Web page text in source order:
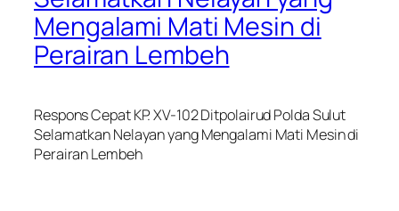
Mengalami Mati Mesin di
Perairan Lembeh
Respons Cepat KP. XV-102 Ditpolairud Polda Sulut
Selamatkan Nelayan yang Mengalami Mati Mesin di
Perairan Lembeh